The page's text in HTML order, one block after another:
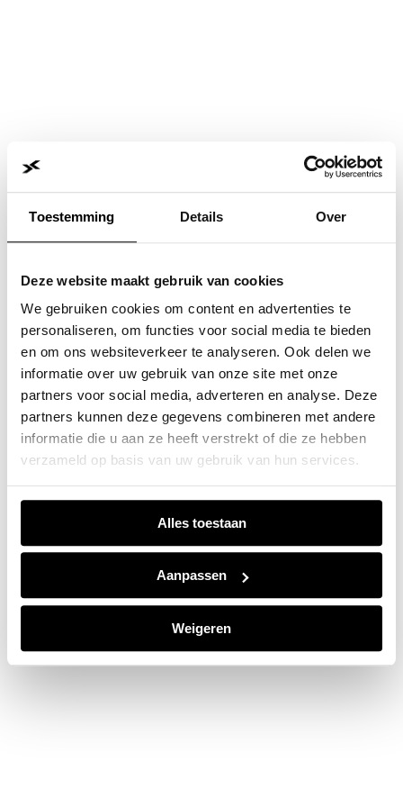
Toestemming Details Over
Deze website maakt gebruik van cookies
We gebruiken cookies om content en advertenties te
personaliseren, om functies voor social media te bieden
en om ons websiteverkeer te analyseren. Ook delen we
informatie over uw gebruik van onze site met onze
partners voor social media, adverteren en analyse. Deze
partners kunnen deze gegevens combineren met andere
informatie die u aan ze heeft verstrekt of die ze hebben
verzameld op basis van uw gebruik van hun services.
Alles toestaan
Aanpassen
Weigeren
Application error: a client-side exception has occurred while
loadingwww.jvk.nl(see the browser consolefor more
information).